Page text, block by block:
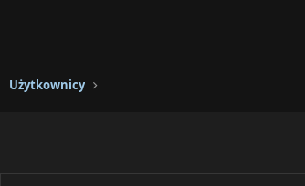
Użytkownicy